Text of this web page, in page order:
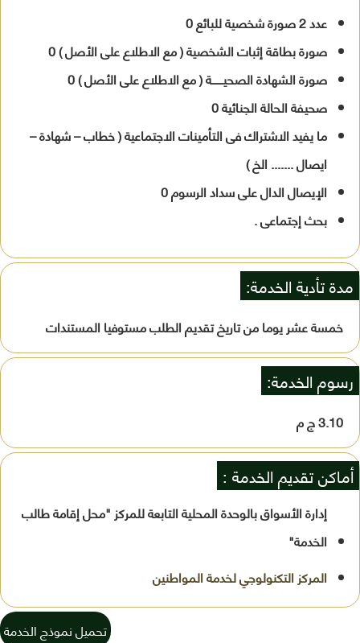
عدد 2 صورة شخصية للبائع 0
صورة بطاقة إثبات الشخصية ( مع الاطلاع على الأصل ) 0
صورة الشهادة الصحيـــــــة ( مع الاطلاع على الأصل ) 0
صحيفة الحالة الجنائية 0
ما يفيد الاشتراك فى التأمينات الاجتماعية ( خطاب – شهادة –
ايصال ....... الخ )
الإيصال الدال على سداد الرسوم 0
بحث إجتماعى .
مدة تأدية الخدمة:
خمسة عشر يوما من تاريخ تقديم الطلب مستوفيا المستندات
رسوم الخدمة:
3.10 ج م
أماكن تقديم الخدمة :
إدارة الأسواق بالوحدة المحلية التابعة للمركز "محل إقامة طالب
الخدمة"
تحميل نموذج الخدمة